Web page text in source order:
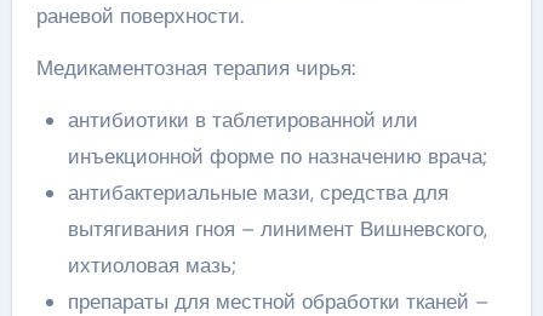
раневой поверхности.
Медикаментозная терапия чирья:
антибиотики в таблетированной или
инъекционной форме по назначению врача;
антибактериальные мази, средства для
вытягивания гноя – линимент Вишневского,
ихтиоловая мазь;
препараты для местной обработки тканей –